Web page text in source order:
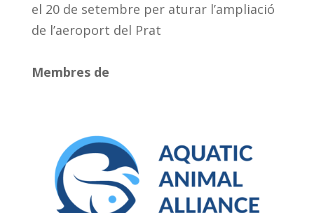
el 20 de setembre per aturar l’ampliació
de l’aeroport del Prat
Membres de